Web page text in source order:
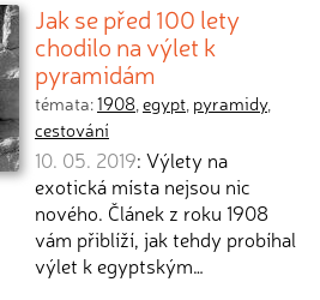
Jak se před 100 lety
chodilo na výlet k
pyramidám
témata:1908,egypt, pyramidy,
cestování
10. 05. 2019: Výlety na
exotická místa nejsou nic
nového. Článek z roku 1908
vám přiblíží, jak tehdy probíhal
výlet k egyptským…